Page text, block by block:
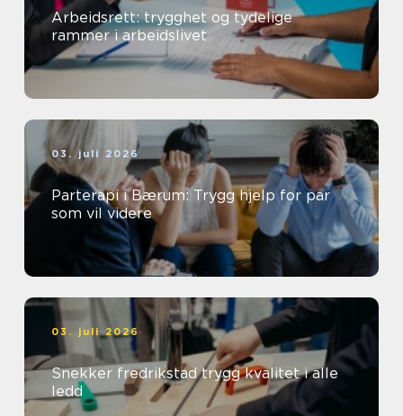
Arbeidsrett: trygghet og tydelige
rammer i arbeidslivet
03. juli 2026
Parterapi i Bærum: Trygg hjelp for par
som vil videre
03. juli 2026
Snekker fredrikstad trygg kvalitet i alle
ledd